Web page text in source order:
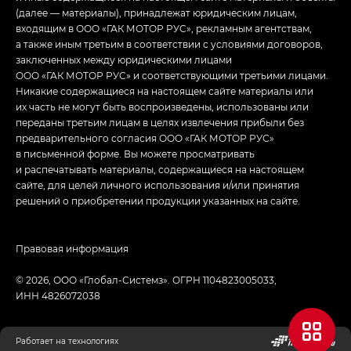
(далее — материалы), принадлежат юридическим лицам,
входящим в ООО «ГАК МОТОР РУС», рекламным агентствам,
а также иным третьим в соответствии с условиями договоров,
заключенных между юридическими лицами
ООО «ГАК МОТОР РУС» и соответствующими третьими лицами.
Никакие содержащиеся на настоящем сайте материалы или
их часть не могут быть воспроизведены, использованы или
переданы третьим лицам в целях извлечения прибыли без
предварительного согласия ООО «ГАК МОТОР РУС»
в письменной форме. Вы можете просматривать
и распечатывать материалы, содержащиеся на настоящем
сайте, для целей личного использования и/или принятия
решений о приобретении продукции указанных на сайте.
© 2026, ООО «‎Глобал-Системз». ОГРН 1104823005033,
ИНН 4826072038
Правовая информация
Работает на технологиях